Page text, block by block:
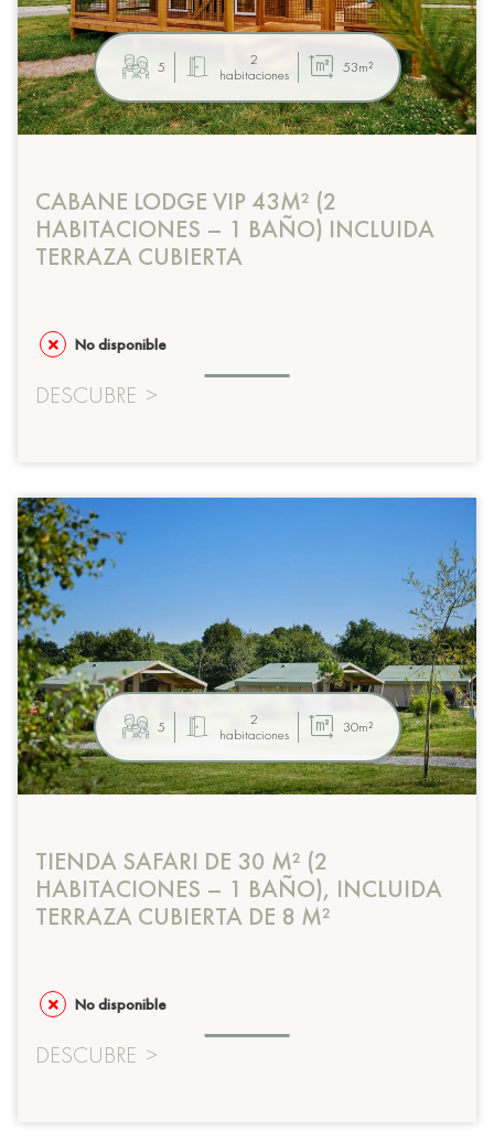
5
2
habitaciones
53m²
CABANE LODGE VIP 43M² (2
HABITACIONES – 1 BAÑO) INCLUIDA
TERRAZA CUBIERTA
No disponible
DESCUBRE >
5
2
habitaciones
30m²
TIENDA SAFARI DE 30 M² (2
HABITACIONES – 1 BAÑO), INCLUIDA
TERRAZA CUBIERTA DE 8 M²
No disponible
DESCUBRE >